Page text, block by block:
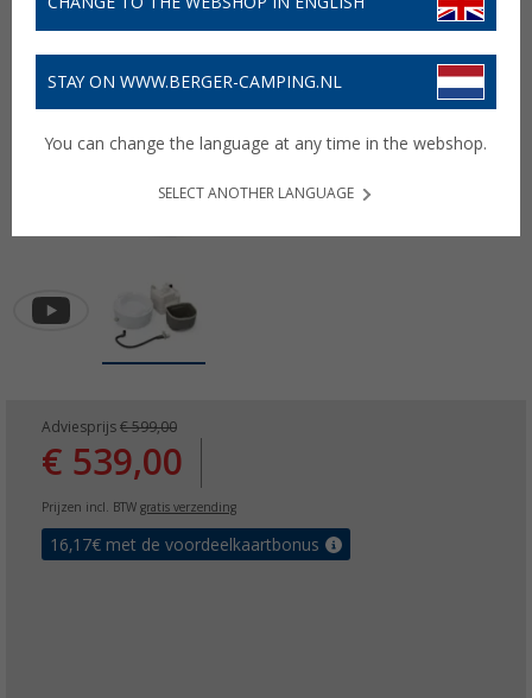
Adviesprijs € 599,00
€ 539,00
Prijzen incl. BTW gratis verzending
16,17€ met de voordeelkaartbonus
STAY ON WWW.BERGER-CAMPING.NL
You can change the language at any time in the webshop.
SELECT ANOTHER LANGUAGE